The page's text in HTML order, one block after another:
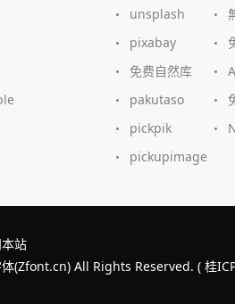
unsplash
pixabay
免费自然库
pakutaso
pickpik
pickupimage
站
(Zfont.cn) All Rights Reserved. ( 桂